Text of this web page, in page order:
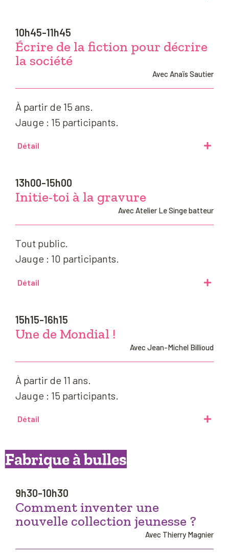
10h45-11h45
Écrire de la fiction pour décrire
la société
Avec Anaïs Sautier
À partir de 15 ans.
Jauge : 15 participants.
Détail
13h00-15h00
Initie-toi à la gravure
Avec Atelier Le Singe batteur
Tout public.
Jauge : 10 participants.
Détail
15h15-16h15
Une de Mondial !
Avec Jean-Michel Billioud
À partir de 11 ans.
Jauge : 15 participants.
Détail
Fabrique à bulles
9h30-10h30
Comment inventer une
nouvelle collection jeunesse ?
Avec Thierry Magnier